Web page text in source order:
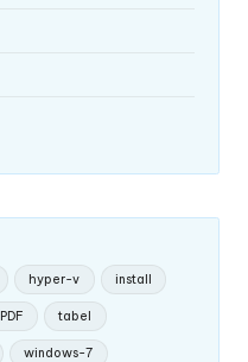
hyper-v install
PDF tabel
windows-7